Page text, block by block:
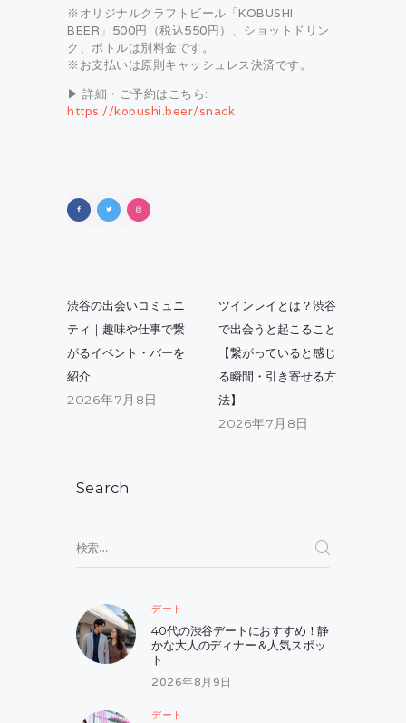
※オリジナルクラフトビール「KOBUSHI
BEER」500円（税込550円）、ショットドリン
ク、ボトルは別料金です。
※お支払いは原則キャッシュレス決済です。
▶ 詳細・ご予約はこちら:
https://kobushi.beer/snack
稿
ナ
ビ
ゲ
ョ
Previous
渋谷の出会いコミュニ
ティ｜趣味や仕事で繋
がるイベント・バーを
紹介
2026年7月8日
Next
ツインレイとは？渋谷
で出会うと起こること
【繋がっていると感じ
る瞬間・引き寄せる方
法】
2026年7月8日
Search
索:
デート
40代の渋谷デートにおすすめ！静
かな大人のディナー＆人気スポッ
ト
2026年8月9日
デート